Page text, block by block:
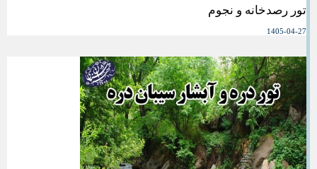
تور رصدخانه و نجوم
1405-04-27